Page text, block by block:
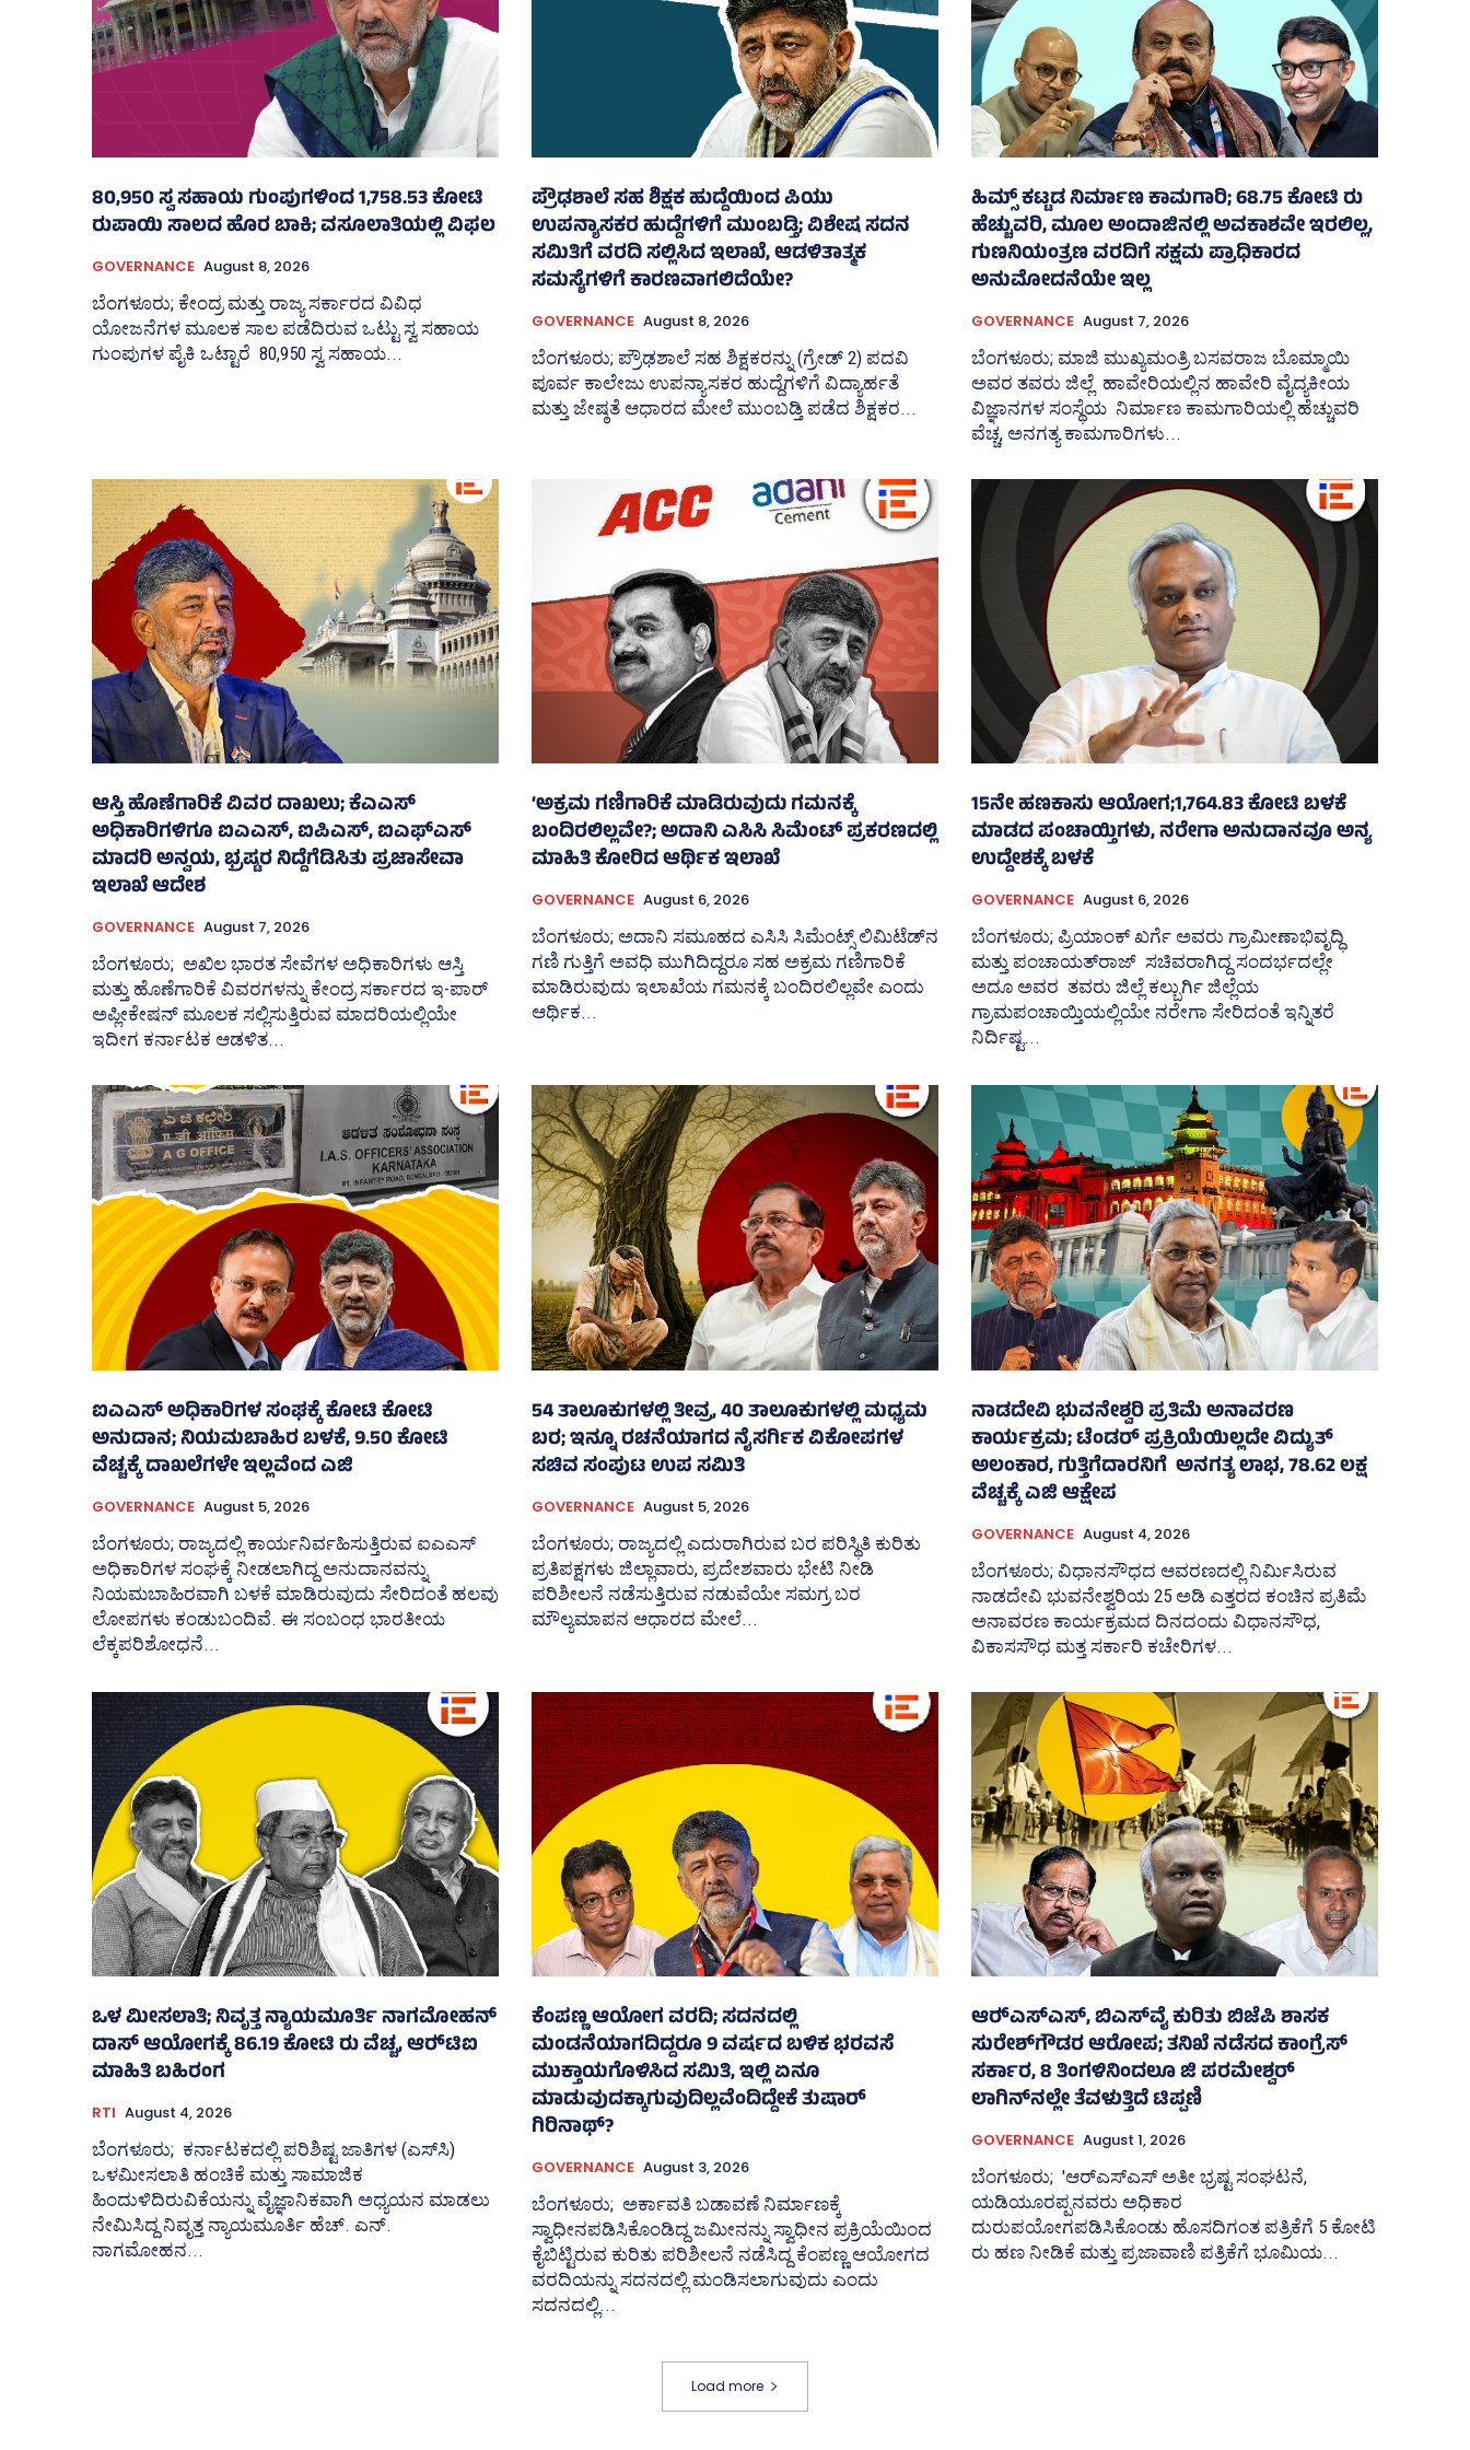
80,950 ಸ್ವ ಸಹಾಯ ಗುಂಪುಗಳಿಂದ 1,758.53 ಕೋಟಿ
ರುಪಾಯಿ ಸಾಲದ ಹೊರ ಬಾಕಿ; ವಸೂಲಾತಿಯಲ್ಲಿ ವಿಫಲ
GOVERNANCE August 8, 2026
ಬೆಂಗಳೂರು; ಕೇಂದ್ರ ಮತ್ತು ರಾಜ್ಯ ಸರ್ಕಾರದ ವಿವಿಧ
ಯೋಜನೆಗಳ ಮೂಲಕ ಸಾಲ ಪಡೆದಿರುವ ಒಟ್ಟು ಸ್ವ ಸಹಾಯ
ಗುಂಪುಗಳ ಪೈಕಿ ಒಟ್ಟಾರೆ 80,950 ಸ್ವ ಸಹಾಯ...
ಪ್ರೌಢಶಾಲೆ ಸಹ ಶಿಕ್ಷಕ ಹುದ್ದೆಯಿಂದ ಪಿಯು
ಉಪನ್ಯಾಸಕರ ಹುದ್ದೆಗಳಿಗೆ ಮುಂಬಡ್ತಿ; ವಿಶೇಷ ಸದನ
ಸಮಿತಿಗೆ ವರದಿ ಸಲ್ಲಿಸಿದ ಇಲಾಖೆ, ಆಡಳಿತಾತ್ಮಕ
ಸಮಸ್ಯೆಗಳಿಗೆ ಕಾರಣವಾಗಲಿದೆಯೇ?
GOVERNANCE August 8, 2026
ಬೆಂಗಳೂರು; ಪ್ರೌಢಶಾಲೆ ಸಹ ಶಿಕ್ಷಕರನ್ನು (ಗ್ರೇಡ್‌ 2) ಪದವಿ
ಪೂರ್ವ ಕಾಲೇಜು ಉಪನ್ಯಾಸಕರ ಹುದ್ದೆಗಳಿಗೆ ವಿದ್ಯಾರ್ಹತೆ
ಮತ್ತು ಜೇ‍ಷ್ಠತೆ ಆಧಾರದ ಮೇಲೆ ಮುಂಬಡ್ತಿ ಪಡೆದ ಶಿಕ್ಷಕರ...
ಹಿಮ್ಸ್‌ ಕಟ್ಟಡ ನಿರ್ಮಾಣ ಕಾಮಗಾರಿ; 68.75 ಕೋಟಿ ರು
ಹೆಚ್ಚುವರಿ, ಮೂಲ ಅಂದಾಜಿನಲ್ಲಿ ಅವಕಾಶವೇ ಇರಲಿಲ್ಲ,
ಗುಣನಿಯಂತ್ರಣ ವರದಿಗೆ ಸಕ್ಷಮ ಪ್ರಾಧಿಕಾರದ
ಅನುಮೋದನೆಯೇ ಇಲ್ಲ
GOVERNANCE August 7, 2026
ಬೆಂಗಳೂರು; ಮಾಜಿ ಮುಖ್ಯಮಂತ್ರಿ ಬಸವರಾಜ ಬೊಮ್ಮಾಯಿ
ಅವರ ತವರು ಜಿಲ್ಲೆ ಹಾವೇರಿಯಲ್ಲಿನ ಹಾವೇರಿ ವೈದ್ಯಕೀಯ
ವಿಜ್ಞಾನಗಳ ಸಂಸ್ಥೆಯ ನಿರ್ಮಾಣ ಕಾಮಗಾರಿಯಲ್ಲಿ ಹೆಚ್ಚುವರಿ
ವೆಚ್ಚ, ಅನಗತ್ಯ ಕಾಮಗಾರಿಗಳು...
ಆಸ್ತಿ ಹೊಣೆಗಾರಿಕೆ ವಿವರ ದಾಖಲು; ಕೆಎಎಸ್
ಅಧಿಕಾರಿಗಳಿಗೂ ಐಎಎಸ್‌, ಐಪಿಎಸ್‌, ಐಎಫ್‌ಎಸ್‌
ಮಾದರಿ ಅನ್ವಯ, ಭ್ರಷ್ಟರ ನಿದ್ದೆಗೆಡಿಸಿತು ಪ್ರಜಾಸೇವಾ
ಇಲಾಖೆ ಆದೇಶ
GOVERNANCE August 7, 2026
ಬೆಂಗಳೂರು; ಅಖಿಲ ಭಾರತ ಸೇವೆಗಳ ಅಧಿಕಾರಿಗಳು ಆಸ್ತಿ
ಮತ್ತು ಹೊಣೆಗಾರಿಕೆ ವಿವರಗಳನ್ನು ಕೇಂದ್ರ ಸರ್ಕಾರದ ಇ-ಪಾರ್
ಅಪ್ಲೀಕೇಷನ್‌ ಮೂಲಕ ಸಲ್ಲಿಸುತ್ತಿರುವ ಮಾದರಿಯಲ್ಲಿಯೇ
ಇದೀಗ ಕರ್ನಾಟಕ ಆಡಳಿತ...
‘ಅಕ್ರಮ ಗಣಿಗಾರಿಕೆ ಮಾಡಿರುವುದು ಗಮನಕ್ಕೆ
ಬಂದಿರಲಿಲ್ಲವೇ?; ಅದಾನಿ ಎಸಿಸಿ ಸಿಮೆಂಟ್ ಪ್ರಕರಣದಲ್ಲಿ
ಮಾಹಿತಿ ಕೋರಿದ ಆರ್ಥಿಕ ಇಲಾಖೆ
GOVERNANCE August 6, 2026
ಬೆಂಗಳೂರು; ಅದಾನಿ ಸಮೂಹದ ಎಸಿಸಿ ಸಿಮೆಂಟ್ಸ್‌ ಲಿಮಿಟೆಡ್‌ನ
ಗಣಿ ಗುತ್ತಿಗೆ ಅವಧಿ ಮುಗಿದಿದ್ದರೂ ಸಹ ಅಕ್ರಮ ಗಣಿಗಾರಿಕೆ
ಮಾಡಿರುವುದು ಇಲಾಖೆಯ ಗಮನಕ್ಕೆ ಬಂದಿರಲಿಲ್ಲವೇ ಎಂದು
ಆರ್ಥಿಕ...
15ನೇ ಹಣಕಾಸು ಆಯೋಗ;1,764.83 ಕೋಟಿ ಬಳಕೆ
ಮಾಡದ ಪಂಚಾಯ್ತಿಗಳು, ನರೇಗಾ ಅನುದಾನವೂ ಅನ್ಯ
ಉದ್ದೇಶಕ್ಕೆ ಬಳಕೆ
GOVERNANCE August 6, 2026
ಬೆಂಗಳೂರು; ಪ್ರಿಯಾಂಕ್‌ ಖರ್ಗೆ ಅವರು ಗ್ರಾಮೀಣಾಭಿವೃದ್ಧಿ
ಮತ್ತು ಪಂಚಾಯತ್‌ರಾಜ್‌ ಸಚಿವರಾಗಿದ್ದ ಸಂದರ್ಭದಲ್ಲೇ
ಅದೂ ಅವರ ತವರು ಜಿಲ್ಲೆ ಕಲ್ಬುರ್ಗಿ ಜಿಲ್ಲೆಯ
ಗ್ರಾಮಪಂಚಾಯ್ತಿಯಲ್ಲಿಯೇ ನರೇಗಾ ಸೇರಿದಂತೆ ಇನ್ನಿತರೆ
ನಿರ್ದಿಷ್ಟ...
ಐಎಎಸ್‌ ಅಧಿಕಾರಿಗಳ ಸಂಘಕ್ಕೆ ಕೋಟಿ ಕೋಟಿ
ಅನುದಾನ; ನಿಯಮಬಾಹಿರ ಬಳಕೆ, 9.50 ಕೋಟಿ
ವೆಚ್ಚಕ್ಕೆ ದಾಖಲೆಗಳೇ ಇಲ್ಲವೆಂದ ಎಜಿ
GOVERNANCE August 5, 2026
ಬೆಂಗಳೂರು; ರಾಜ್ಯದಲ್ಲಿ ಕಾರ್ಯನಿರ್ವಹಿಸುತ್ತಿರುವ ಐಎಎಸ್‌
ಅಧಿಕಾರಿಗಳ ಸಂಘಕ್ಕೆ ನೀಡಲಾಗಿದ್ದ ಅನುದಾನವನ್ನು
ನಿಯಮಬಾಹಿರವಾಗಿ ಬಳಕೆ ಮಾಡಿರುವುದು ಸೇರಿದಂತೆ ಹಲವು
ಲೋಪಗಳು ಕಂಡುಬಂದಿವೆ. ಈ ಸಂಬಂಧ ಭಾರತೀಯ
ಲೆಕ್ಕಪರಿಶೋಧನೆ...
54 ತಾಲೂಕುಗಳಲ್ಲಿ ತೀವ್ರ, 40 ತಾಲೂಕುಗಳಲ್ಲಿ ಮಧ್ಯಮ
ಬರ; ಇನ್ನೂ ರಚನೆಯಾಗದ ನೈಸರ್ಗಿಕ ವಿಕೋಪಗಳ
ಸಚಿವ ಸಂಪುಟ ಉಪ ಸಮಿತಿ
GOVERNANCE August 5, 2026
ಬೆಂಗಳೂರು; ರಾಜ್ಯದಲ್ಲಿ ಎದುರಾಗಿರುವ ಬರ ಪರಿಸ್ಥಿತಿ ಕುರಿತು
ಪ್ರತಿಪಕ್ಷಗಳು ಜಿಲ್ಲಾವಾರು, ಪ್ರದೇಶವಾರು ಭೇಟಿ ನೀಡಿ
ಪರಿಶೀಲನೆ ನಡೆಸುತ್ತಿರುವ ನಡುವೆಯೇ ಸಮಗ್ರ ಬರ
ಮೌಲ್ಯಮಾಪನ ಆಧಾರದ ಮೇಲೆ...
ನಾಡದೇವಿ ಭುವನೇಶ್ವರಿ ಪ್ರತಿಮೆ ಅನಾವರಣ
ಕಾರ್ಯಕ್ರಮ; ಟೆಂಡರ್ ಪ್ರಕ್ರಿಯೆಯಿಲ್ಲದೇ ವಿದ್ಯುತ್‌
ಅಲಂಕಾರ, ಗುತ್ತಿಗೆದಾರನಿಗೆ ಅನಗತ್ಯ ಲಾಭ, 78.62 ಲಕ್ಷ
ವೆಚ್ಚಕ್ಕೆ ಎಜಿ ಆಕ್ಷೇಪ
GOVERNANCE August 4, 2026
ಬೆಂಗಳೂರು; ವಿಧಾನಸೌಧದ ಆವರಣದಲ್ಲಿ ನಿರ್ಮಿಸಿರುವ
ನಾಡದೇವಿ ಭುವನೇಶ್ವರಿಯ 25 ಅಡಿ ಎತ್ತರದ ಕಂಚಿನ ಪ್ರತಿಮೆ
ಅನಾವರಣ ಕಾರ್ಯಕ್ರಮದ ದಿನದಂದು ವಿಧಾನಸೌಧ,
ವಿಕಾಸಸೌಧ ಮತ್ತ ಸರ್ಕಾರಿ ಕಚೇರಿಗಳ...
ಒಳ ಮೀಸಲಾತಿ; ನಿವೃತ್ತ ನ್ಯಾಯಮೂರ್ತಿ ನಾಗಮೋಹನ್
ದಾಸ್ ಆಯೋಗಕ್ಕೆ 86.19 ಕೋಟಿ ರು ವೆಚ್ಚ, ಆರ್‍‌ಟಿಐ
ಮಾಹಿತಿ ಬಹಿರಂಗ
RTI August 4, 2026
ಬೆಂಗಳೂರು; ಕರ್ನಾಟಕದಲ್ಲಿ ಪರಿಶಿಷ್ಟ ಜಾತಿಗಳ (ಎಸ್‌ಸಿ)
ಒಳಮೀಸಲಾತಿ ಹಂಚಿಕೆ ಮತ್ತು ಸಾಮಾಜಿಕ
ಹಿಂದುಳಿದಿರುವಿಕೆಯನ್ನು ವೈಜ್ಞಾನಿಕವಾಗಿ ಅಧ್ಯಯನ ಮಾಡಲು
ನೇಮಿಸಿದ್ದ ನಿವೃತ್ತ ನ್ಯಾಯಮೂರ್ತಿ ಹೆಚ್. ಎನ್.
ನಾಗಮೋಹನ...
ಕೆಂಪಣ್ಣ ಆಯೋಗ ವರದಿ; ಸದನದಲ್ಲಿ
ಮಂಡನೆಯಾಗದಿದ್ದರೂ 9 ವರ್ಷದ ಬಳಿಕ ಭರವಸೆ
ಮುಕ್ತಾಯಗೊಳಿಸಿದ ಸಮಿತಿ, ಇಲ್ಲಿ ಏನೂ
ಮಾಡುವುದಕ್ಕಾಗುವುದಿಲ್ಲವೆಂದಿದ್ದೇಕೆ ತುಷಾರ್
ಗಿರಿನಾಥ್?
GOVERNANCE August 3, 2026
ಬೆಂಗಳೂರು; ಅರ್ಕಾವತಿ ಬಡಾವಣೆ ನಿರ್ಮಾಣಕ್ಕೆ
ಸ್ವಾಧೀನಪಡಿಸಿಕೊಂಡಿದ್ದ ಜಮೀನನ್ನು ಸ್ವಾಧೀನ ಪ್ರಕ್ರಿಯೆಯಿಂದ
ಕೈಬಿಟ್ಟಿರುವ ಕುರಿತು ಪರಿಶೀಲನೆ ನಡೆಸಿದ್ದ ಕೆಂಪಣ್ಣ ಆಯೋಗದ
ವರದಿಯನ್ನು ಸದನದಲ್ಲಿ ಮಂಡಿಸಲಾಗುವುದು ಎಂದು
ಸದನದಲ್ಲಿ...
ಆರ್‍‌ಎಸ್‌ಎಸ್‌, ಬಿಎಸ್‌ವೈ ಕುರಿತು ಬಿಜೆಪಿ ಶಾಸಕ
ಸುರೇಶ್‌ಗೌಡರ ಆರೋಪ; ತನಿಖೆ ನಡೆಸದ ಕಾಂಗ್ರೆಸ್‌
ಸರ್ಕಾರ, 8 ತಿಂಗಳಿನಿಂದಲೂ ಜಿ ಪರಮೇಶ್ವರ್
ಲಾಗಿನ್‌ನಲ್ಲೇ ತೆವಳುತ್ತಿದೆ ಟಿಪ್ಪಣಿ
GOVERNANCE August 1, 2026
ಬೆಂಗಳೂರು; 'ಆರ್‍‌ಎಸ್‌ಎಸ್‌ ಅತೀ ಭ್ರಷ್ಟ ಸಂಘಟನೆ,
ಯಡಿಯೂರಪ್ಪನವರು ಅಧಿಕಾರ
ದುರುಪಯೋಗಪಡಿಸಿಕೊಂಡು ಹೊಸದಿಗಂತ ಪತ್ರಿಕೆಗೆ 5 ಕೋಟಿ
ರು ಹಣ ನೀಡಿಕೆ ಮತ್ತು ಪ್ರಜಾವಾಣಿ ಪತ್ರಿಕೆಗೆ ಭೂಮಿಯ...
Load more